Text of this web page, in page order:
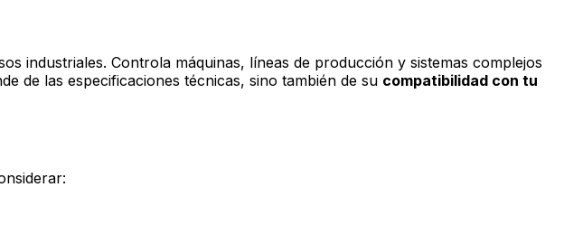
industriales. Controla máquinas, líneas de producción y sistemas complejos
de las especificaciones técnicas, sino también de su compatibilidad con tu